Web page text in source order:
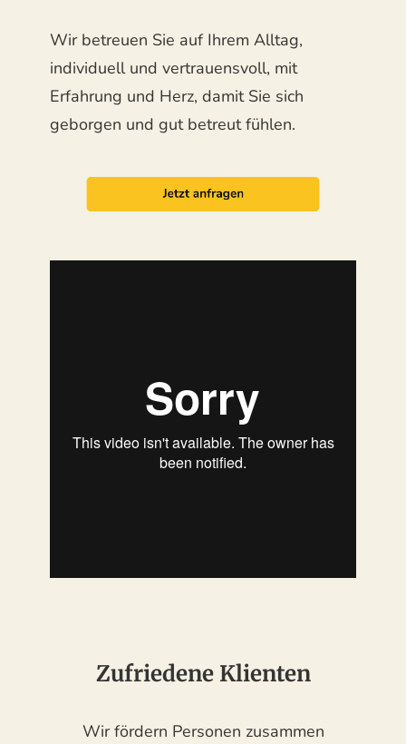
Wir betreuen Sie auf Ihrem Alltag,
individuell und vertrauensvoll, mit
Erfahrung und Herz, damit Sie sich
geborgen und gut betreut fühlen.
Zufriedene Klienten
Wir fördern Personen zusammen